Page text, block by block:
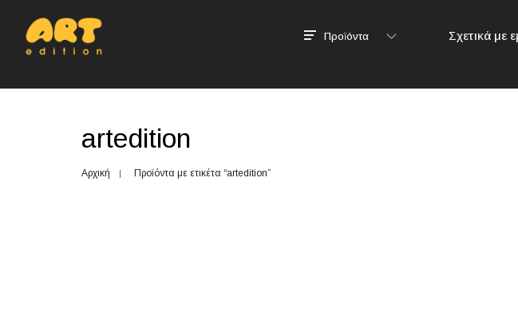
Προϊόντα Σχετικά με
artedition
Αρχική Προϊόντα με ετικέτα “artedition”